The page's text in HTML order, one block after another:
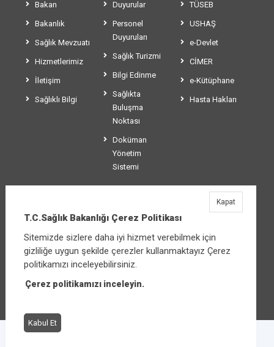
Bakan
Bakanlık
Sağlık Mevzuatı
Hizmetlerimiz
İletişim
Sağlıklı Bilgi
Duyurular
Personel
Duyuruları
Sağlık Turizmi
Bilgi Edinme
Sağlıkta
Buluşma
Noktası
Doküman
Yönetim
Sistemi
TÜSEB
USHAŞ
e-Devlet
CİMER
e-Kütüphane
Hasta Hakları
T.C.Sağlık Bakanlığı
Üniversiteler Mahallesi Şehit Mehmet Bayraktar
Caddesi No:3 Çankaya/Ankara
Santral:+90 312 585 10 00
T.C.Sağlık Bakanlığı Çerez Politikası
Sitemizde sizlere daha iyi hizmet verebilmek için
gizliliğe uygun şekilde çerezler kullanmaktayız Çerez
politikamızı inceleyebilirsiniz.
Çerez politikamızı inceleyin.
Kabul Et
Kapat